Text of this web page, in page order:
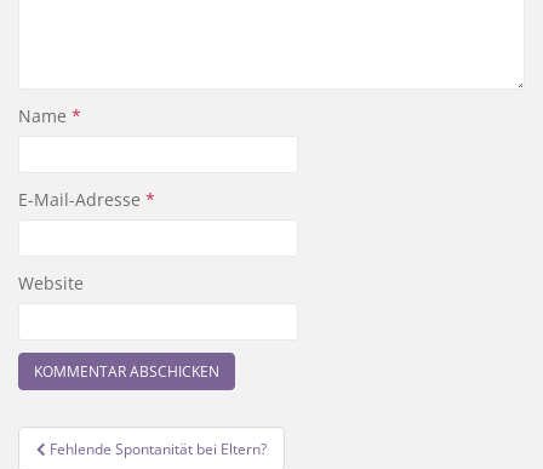
Name *
E-Mail-Adresse *
Website
Beitragsnavigation
Fehlende Spontanität bei Eltern?